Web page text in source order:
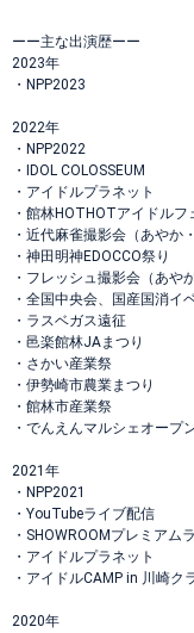
ーー主な出演歴ーー
2023年
・NPP2023
2022年
・NPP2022
・IDOL COLOSSEUM
・アイドルプラネット
・館林HOTHOTアイドルフ
・近代麻雀撮影会（あやか
・神田明神EDOCCO祭り
・フレッシュ撮影会（あや
・全国中央会、国産国消イ
・ラスベガス遠征
・邑楽館林JAまつり
・さかい産業祭
・伊勢崎市農業まつり
・館林市産業祭
・でんえんマルシェオープ
2021年
・NPP2021
・YouTubeライブ配信
・SHOWROOMプレミアム
・アイドルプラネット
・アイドルCAMP in 川崎ク
2020年